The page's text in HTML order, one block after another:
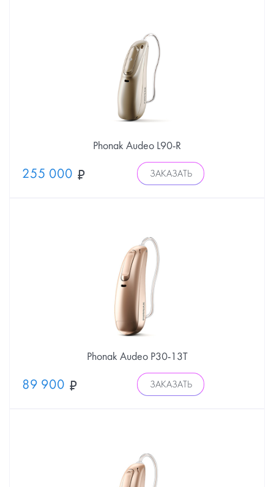
Phonak Audeo L90-R
255 000 ЗАКАЗАТЬ
Phonak Audeo P30-13Т
89 900 ЗАКАЗАТЬ